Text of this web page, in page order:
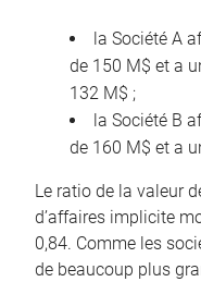
la Société A
de 150 M$ et a
132 M$ ;
la Société B
de 160 M$ et a
Le ratio de la valeur
d’affaires implicite
0,84. Comme les
de beaucoup plus